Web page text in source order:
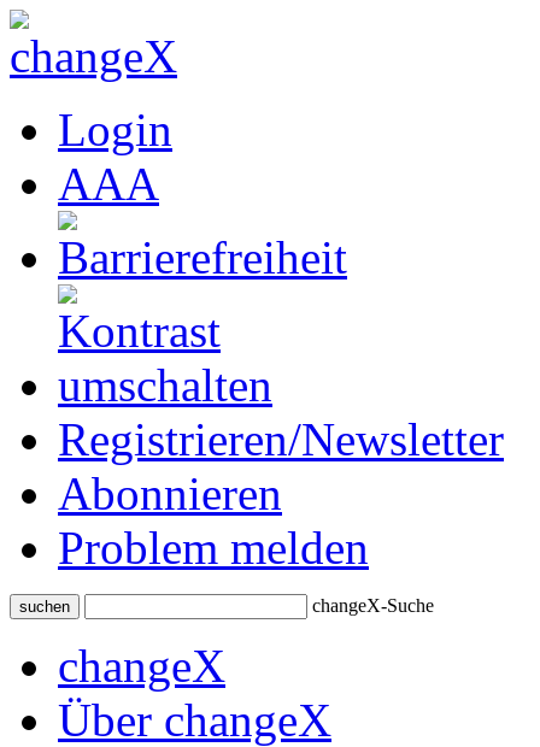
Login
AAA
Registrieren/Newsletter
Abonnieren
Problem melden
suchen changeX-Suche
changeX
Über changeX